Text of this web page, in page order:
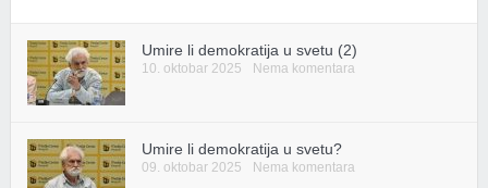
Umire li demokratija u svetu (2)
10. oktobar 2025 Nema komentara
Umire li demokratija u svetu?
09. oktobar 2025 Nema komentara